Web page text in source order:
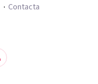
Contacta